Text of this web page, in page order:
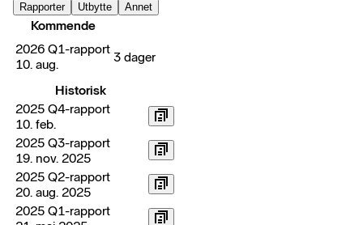
Rapporter Utbytte Annet
Kommende
2026 Q1-rapport
10. aug.
3 dager
Historisk
2025 Q4-rapport
10. feb.
2025 Q3-rapport
19. nov. 2025
2025 Q2-rapport
20. aug. 2025
2025 Q1-rapport